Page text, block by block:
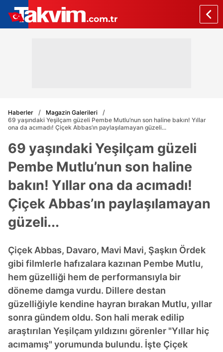
Haberler
Magazin Galerileri
69 yaşındaki Yeşilçam güzeli Pembe Mutlu’nun son haline bakın! Yıllar
ona da acımadı! Çiçek Abbas’ın paylaşılamayan güzeli...
69 yaşındaki Yeşilçam güzeli
Pembe Mutlu’nun son haline
bakın! Yıllar ona da acımadı!
Çiçek Abbas’ın paylaşılamayan
güzeli...
Çiçek Abbas, Davaro, Mavi Mavi, Şaşkın Ördek
gibi filmlerle hafızalara kazınan Pembe Mutlu,
hem güzelliği hem de performansıyla bir
döneme damga vurdu. Dillere destan
güzelliğiyle kendine hayran bırakan Mutlu, yıllar
sonra gündem oldu. Son hali merak edilip
araştırılan Yeşilçam yıldızını görenler "Yıllar hiç
acımamış" yorumunda bulundu. İşte Çiçek